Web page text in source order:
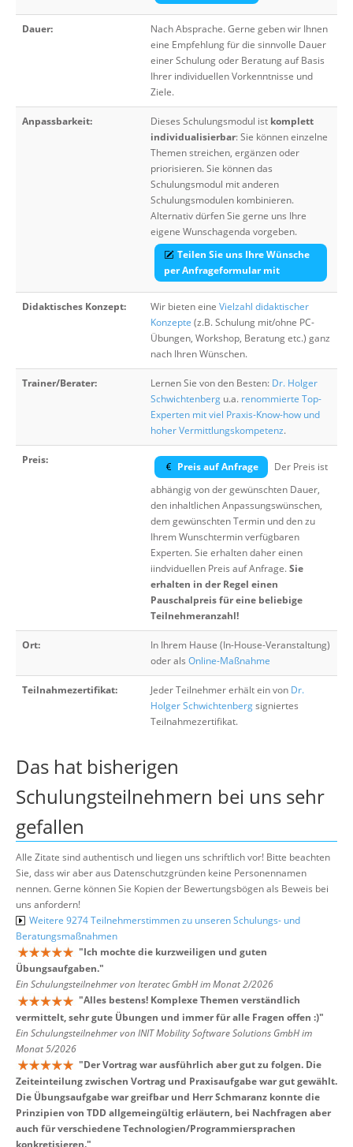
Dauer:
Nach Absprache. Gerne geben wir Ihnen
eine Empfehlung für die sinnvolle Dauer
einer Schulung oder Beratung auf Basis
Ihrer individuellen Vorkenntnisse und
Ziele.
Anpassbarkeit: Dieses Schulungsmodul ist komplett
individualisierbar: Sie können einzelne
Themen streichen, ergänzen oder
priorisieren. Sie können das
Schulungsmodul mit anderen
Schulungsmodulen kombinieren.
Alternativ dürfen Sie gerne uns Ihre
eigene Wunschagenda vorgeben.
Teilen Sie uns Ihre Wünsche
per Anfrageformular mit
Didaktisches Konzept: Wir bieten eine Vielzahl didaktischer
Konzepte (z.B. Schulung mit/ohne PC-
Übungen, Workshop, Beratung etc.) ganz
nach Ihren Wünschen.
Trainer/Berater: Lernen Sie von den Besten: Dr. Holger
Schwichtenberg u.a. renommierte Top-
Experten mit viel Praxis-Know-how und
hoher Vermittlungskompetenz.
Preis:
Preis auf Anfrage
Der Preis ist
abhängig von der gewünschten Dauer,
den inhaltlichen Anpassungswünschen,
dem gewünschten Termin und den zu
Ihrem Wunschtermin verfügbaren
Experten. Sie erhalten daher einen
iindviduellen Preis auf Anfrage.Sie
erhalten in der Regel einen
Pauschalpreis für eine beliebige
Teilnehmeranzahl!
Ort:
In Ihrem Hause (In-House-Veranstaltung)
oder als Online-Maßnahme
Teilnahmezertifikat: Jeder Teilnehmer erhält ein von Dr.
Holger Schwichtenbergsigniertes
Teilnahmezertifikat.
Das hat bisherigen
Schulungsteilnehmern bei uns sehr
gefallen
Alle Zitate sind authentisch und liegen uns schriftlich vor! Bitte beachten
Sie, dass wir aber aus Datenschutzgründen keine Personennamen
nennen. Gerne können Sie Kopien der Bewertungsbögen als Beweis bei
uns anfordern!
Weitere 9274 Teilnehmerstimmen zu unseren Schulungs- und
Beratungsmaßnahmen
"Ich mochte die kurzweiligen und guten
Übungsaufgaben."
Ein Schulungsteilnehmer von Iteratec GmbH im Monat 2/2026
"Alles bestens! Komplexe Themen verständlich
vermittelt, sehr gute Übungen und immer für alle Fragen offen :)"
Ein Schulungsteilnehmer von INIT Mobility Software Solutions GmbH im
Monat 5/2026
"Der Vortrag war ausführlich aber gut zu folgen. Die
Zeiteinteilung zwischen Vortrag und Praxisaufgabe war gut gewählt.
Die Übungsaufgabe war greifbar und Herr Schmaranz konnte die
Prinzipien von TDD allgemeingültig erläutern, bei Nachfragen aber
auch für verschiedene Technologien/Programmiersprachen
konkretisieren."